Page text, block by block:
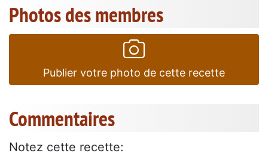
Photos des membres
Publier votre photo de cette recette
Commentaires
Notez cette recette: